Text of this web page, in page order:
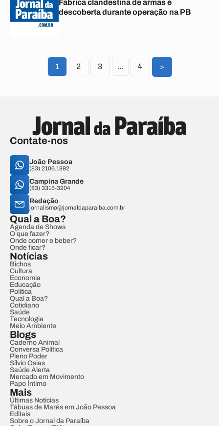
Fábrica clandestina de armas é
descoberta durante operação na PB
1 2 3 ... 4 >
Contate-nos
João Pessoa
(83) 2106.1892
Campina Grande
(83) 3315-3204
Redação
jornalismo@jornaldaparaiba.com.br
Qual a Boa?
Agenda de Shows
O que fazer?
Onde comer e beber?
Onde ficar?
Notícias
Bichos
Cultura
Economia
Educação
Política
Qual a Boa?
Cotidiano
Saúde
Tecnologia
Meio Ambiente
Blogs
Caderno Animal
Conversa Política
Pleno Poder
Sílvio Osias
Saúde Alerta
Mercado em Movimento
Papo Íntimo
Mais
Últimas Notícias
Tábuas de Marés em João Pessoa
Editais
Sobre o Jornal da Paraíba